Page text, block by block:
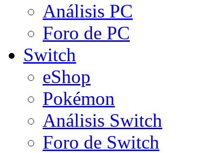
Análisis PC
Foro de PC
Switch
eShop
Pokémon
Análisis Switch
Foro de Switch